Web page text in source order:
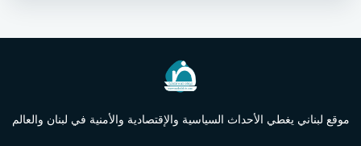
موقع لبناني يغطي الأحداث السياسية والإقتصادية والأمنية في لبنان والعالم